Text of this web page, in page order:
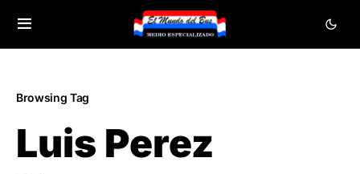
Browsing Tag
Luis Perez